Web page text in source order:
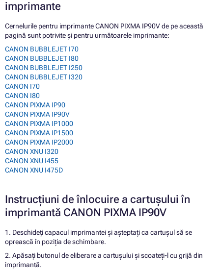
imprimante
Cernelurile pentru imprimante CANON PIXMA IP90V de pe această
pagină sunt potrivite și pentru următoarele imprimante:
CANON BUBBLEJET I70
CANON BUBBLEJET I80
CANON BUBBLEJET I250
CANON BUBBLEJET I320
CANON I70
CANON I80
CANON PIXMA IP90
CANON PIXMA IP90V
CANON PIXMA IP1000
CANON PIXMA IP1500
CANON PIXMA IP2000
CANON XNU I320
CANON XNU I455
CANON XNU I475D
Instrucțiuni de înlocuire a cartușului în
imprimantă CANON PIXMA IP90V
1. Deschideți capacul imprimantei și așteptați ca cartușul să se
oprească în poziția de schimbare.
2. Apăsați butonul de eliberare a cartușului și scoateți-l cu grijă din
imprimantă.